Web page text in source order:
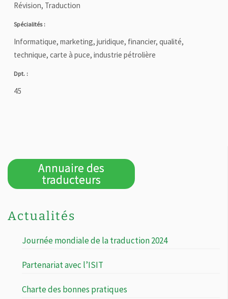
Révision, Traduction
Spécialités :
Informatique, marketing, juridique, financier, qualité,
technique, carte à puce, industrie pétrolière
Dpt. :
45
Annuaire des
traducteurs
Actualités
Journée mondiale de la traduction 2024
Partenariat avec l’ISIT
Charte des bonnes pratiques